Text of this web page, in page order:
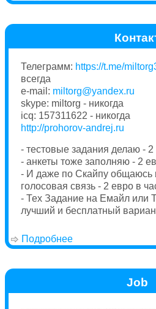
Телеграмм: https://t.me/
всегда
e-mail: miltorg@yandex.ru
skype: miltorg - никогда
icq: 157311622 - никогда
http://prohorov-andrej.ru
- тестовые задания делаю - 2
- анкеты тоже заполняю - 2
- И даже по Скайпу общаюсь
голосовая связь - 2 евро в
- Тех Задание на Емайл или
лучший и бесплатный
Подробнее
Job